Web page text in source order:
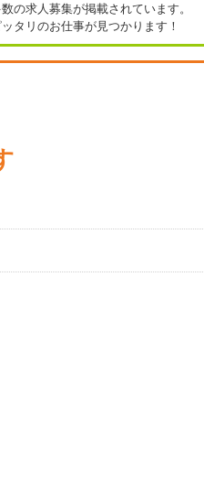
この条
の求人募集が掲載されています。
タリのお仕事が見つかります！